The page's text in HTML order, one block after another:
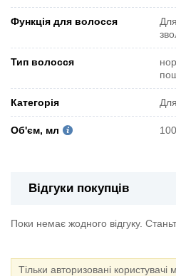
Функція для волосся
Тип волосся
Категорія
Об'єм, мл
Відгуки покупців
Поки немає жодного відгуку.
Тільки авторизовані користувачі